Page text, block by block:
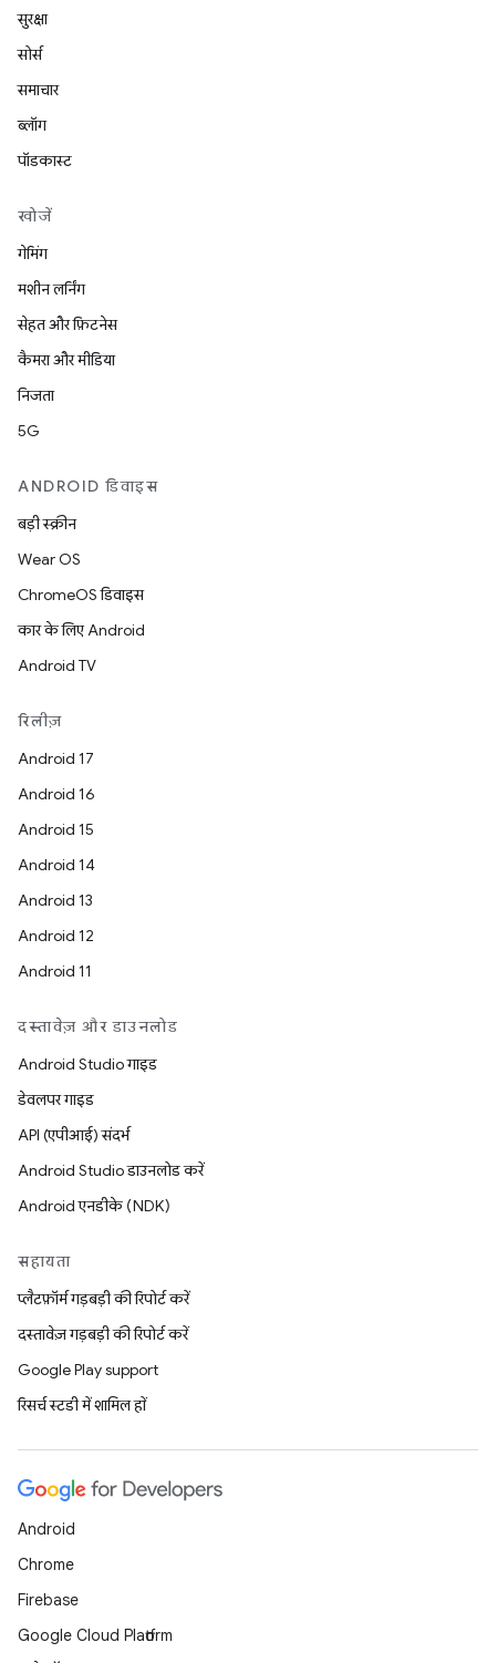
सुरक्षा
सोर्स
समाचार
ब्लॉग
पॉडकास्ट
खोजें
गेमिंग
मशीन लर्निंग
सेहत और फ़िटनेस
कैमरा और मीडिया
निजता
5G
ANDROID डिवाइस
बड़ी स्क्रीन
Wear OS
ChromeOS डिवाइस
कार के लिए Android
Android TV
रिलीज़
Android 17
Android 16
Android 15
Android 14
Android 13
Android 12
Android 11
दस्तावेज़ और डाउनलोड
Android Studio गाइड
डेवलपर गाइड
API (एपीआई) संदर्भ
Android Studio डाउनलोड करें
Android एनडीके (NDK)
सहायता
प्लैटफ़ॉर्म गड़बड़ी की रिपोर्ट करें
दस्तावेज़ गड़बड़ी की रिपोर्ट करें
Google Play support
रिसर्च स्टडी में शामिल हों
Android
Chrome
Firebase
Google Cloud Platform